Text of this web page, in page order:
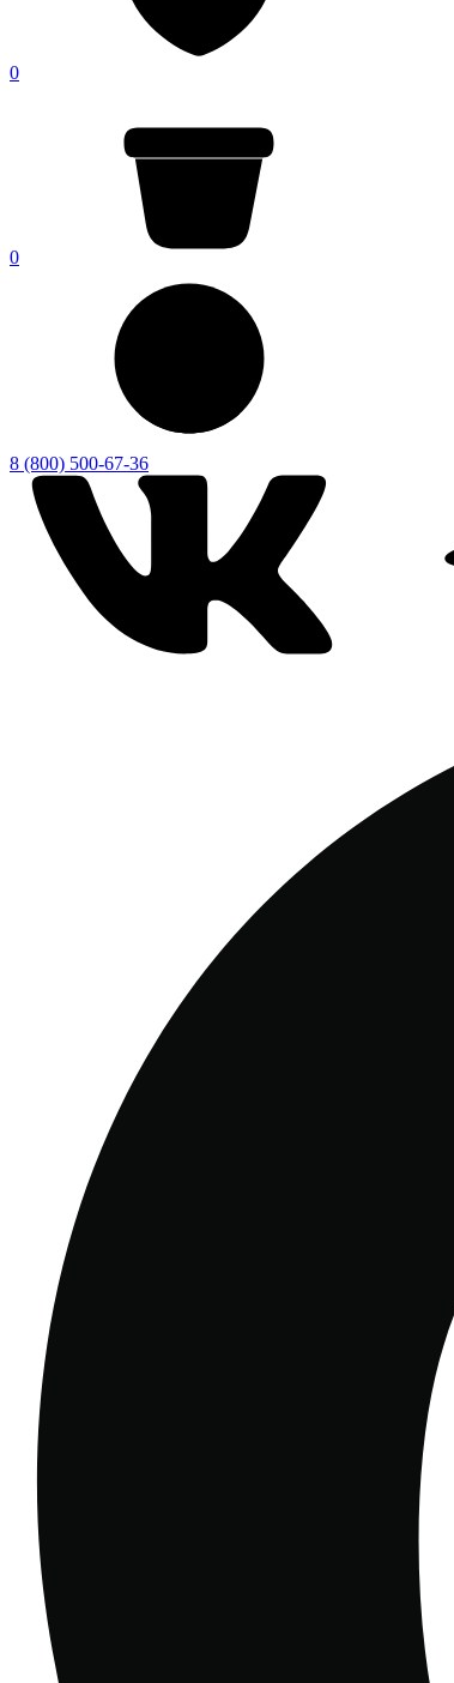
0
0
8 (800) 500-67-36